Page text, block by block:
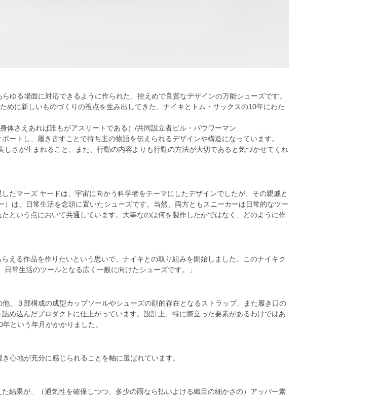
る場面に対応できるように作られた、控えめで良質なデザインの万能シューズです。
めに新しいものづくりの視点を生み出してきた、ナイキとトム・サックスの10年にわた
体さえあれば誰もがアスリートである）/共同設立者ビル・バウワーマン
ートし、履き古すことで持ち主の物語を伝えられるデザインや構造になっています。
さが生まれること、また、行動の内容よりも行動の方法が大切であると気づかせてくれ
たマーズ ヤードは、宇宙に向かう科学者をテーマにしたデザインでしたが、その親戚と
は、日常生活を念頭に置いたシューズです。当然、両方ともスニーカーは日常的なツー
という点において共通しています。大事なのは何を製作したかではなく、どのように作
える作品を作りたいという思いで、ナイキとの取り組みを開始しました。このナイキク
常生活のツールとなる広く一般に向けたシューズです。」
、３部構成の成型カップソールやシューズの顔的存在となるストラップ、また履き口の
め込んだプロダクトに仕上がっています。設計上、特に際立った要素があるわけではあ
という年月がかかりました。
心地が充分に感じられることを軸に選ばれています。
結果が、（通気性を確保しつつ、多少の雨なら払いよける織目の細かさの）アッパー素